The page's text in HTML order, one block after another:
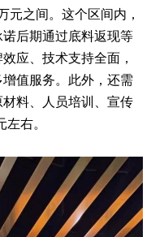
元之间。这个区间内，
后期通过底料返现等
应、技术支持全面，
值服务。此外，还需
料、人员培训、宣传
右。